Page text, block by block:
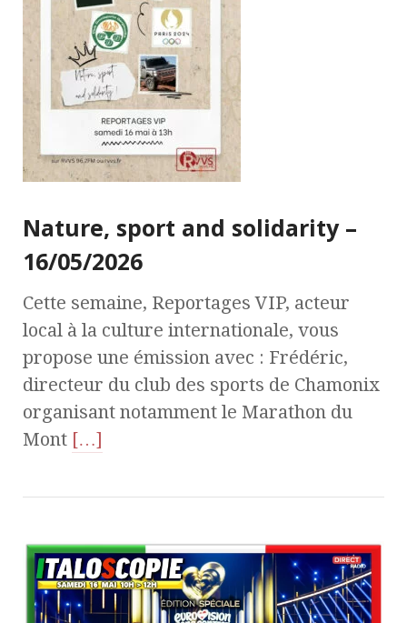
Nature, sport and solidarity –
16/05/2026
Cette semaine, Reportages VIP, acteur
local à la culture internationale, vous
propose une émission avec : Frédéric,
directeur du club des sports de Chamonix
organisant notamment le Marathon du
Mont […]